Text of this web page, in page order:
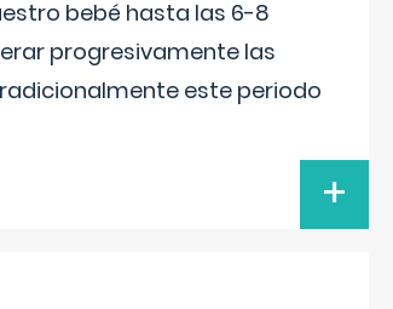
bebé hasta las 6-8
progresivamente las
este periodo
+